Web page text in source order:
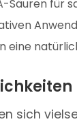
Säuren für
eine
sich